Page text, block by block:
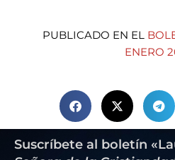
PUBLICADO EN EL
ENERO
Suscríbete al boletín